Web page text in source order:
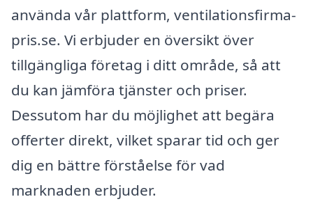
använda vår plattform, ventilationsfirma-
pris.se. Vi erbjuder en översikt över
tillgängliga företag i ditt område, så att
du kan jämföra tjänster och priser.
Dessutom har du möjlighet att begära
offerter direkt, vilket sparar tid och ger
dig en bättre förståelse för vad
marknaden erbjuder.